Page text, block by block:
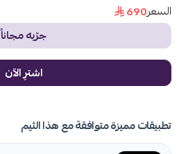
السعر690
جرّبه مجاناً
اشترِ الآن
تطبيقات مميزة متوافقة مع هذا الثيم